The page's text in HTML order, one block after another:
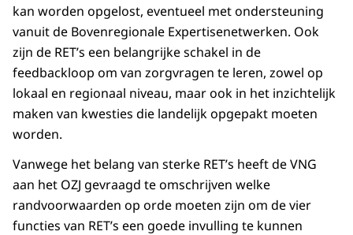
kan worden opgelost, eventueel met ondersteuning
vanuit de Bovenregionale Expertisenetwerken. Ook
zijn de RET’s een belangrijke schakel in de
feedbackloop om van zorgvragen te leren, zowel op
lokaal en regionaal niveau, maar ook in het inzichtelijk
maken van kwesties die landelijk opgepakt moeten
worden.
Vanwege het belang van sterke RET’s heeft de VNG
aan het OZJ gevraagd te omschrijven welke
randvoorwaarden op orde moeten zijn om de vier
functies van RET’s een goede invulling te kunnen